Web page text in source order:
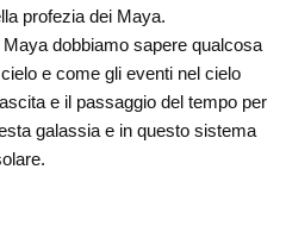
profezia dei Maya.
dobbiamo sapere qualcosa
e come gli eventi nel cielo
e il passaggio del tempo per
galassia e in questo sistema